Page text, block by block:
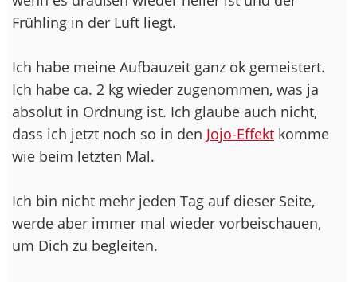
Frühling in der Luft liegt.
Ich habe meine Aufbauzeit ganz ok gemeistert.
Ich habe ca. 2 kg wieder zugenommen, was ja
absolut in Ordnung ist. Ich glaube auch nicht,
dass ich jetzt noch so in den Jojo-Effekt komme
wie beim letzten Mal.
Ich bin nicht mehr jeden Tag auf dieser Seite,
werde aber immer mal wieder vorbeischauen,
um Dich zu begleiten.